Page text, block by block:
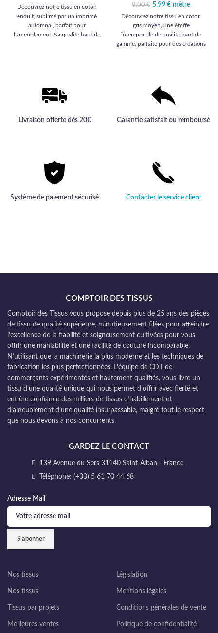
16,90 €.actuel est :
14,99 €.
Découvrez notre tissu en coton
enduit, sublimé par un imprimé
automnal, parfait pour
l'ameublement. Sa qualité haut de
8,00€ Le prix initial était :
5,99 € Le prix actuel
est : 5,99 €.
mètre
Découvrez notre tissu en coton
gris moyen, une étoffe
intemporelle de qualité haut de
gamme, parfaite pour des créations
Livraison offerte dès 20€ Garantie satisfait ou remboursé
Système de paiement sécurisé Contacter le service client
COMPTOIR DES TISSUS
Comptoir des Tissus vous propose depuis plus de 25 ans des pièces
de tissu de qualité supérieure, minutieusement filées pour atteindre
l’excellence de la fiabilité et soigneusement cultivées pour vous
offrir une maniabilité et une facilité de couture incomparable.
N’utilisant que la machinerie la plus moderne et les techniques de
fabrication les plus perfectionnées. L’équipe de CDT de
commerçants expérimentés et hautement qualifiés, vous livre un
tissu d’une qualité unique qui nous permet d’offrir avec fierté et
entière confiance des milliers de tissus d’habillement et
d’ameublement d’une qualité insurpassable, malgré tout le respect
que nous devons à nos concurrents.
GARDEZ LE CONTACT
139 Avenue du Sers 31140 Saint-Alban - France
Téléphone: (+33) 5 61 70 44 68
Adresse Mail
Nos tissus
Nos tissus
Tissus par projets
Meilleures ventes
Législation
Mentions légales
Conditions générales de vente
Politique de confidentialité